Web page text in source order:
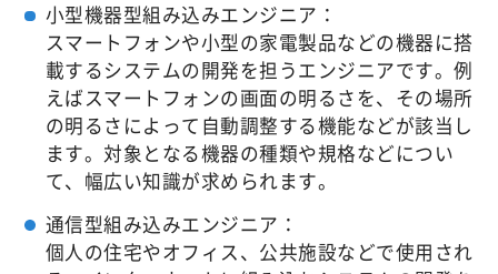
小型機器型組み込みエンジニア：
スマートフォンや小型の家電製品などの機器に搭
載するシステムの開発を担うエンジニアです。例
えばスマートフォンの画面の明るさを、その場所
の明るさによって自動調整する機能などが該当し
ます。対象となる機器の種類や規格などについ
て、幅広い知識が求められます。
通信型組み込みエンジニア：
個人の住宅やオフィス、公共施設などで使用され